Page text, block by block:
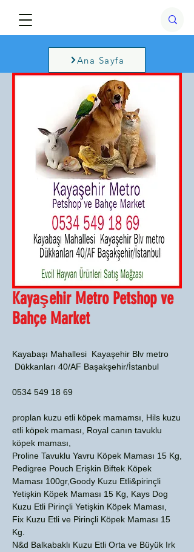
Ana Sayfa
Kayaşehir Metro Petshop ve
Bahçe Market
Kayabaşı Mahallesi Kayaşehir Blv metro
Dükkanları 40/AF Başakşehir/İstanbul
0534 549 18 69
proplan kuzu etli köpek mamamsı, Hils kuzu
etli köpek maması, Royal canın tavuklu
köpek maması,
Proline Tavuklu Yavru Köpek Maması 15 Kg,
Pedigree Pouch Erişkin Biftek Köpek
Maması 100gr,Goody Kuzu Etli&pirinçli
Yetişkin Köpek Maması 15 Kg, Kays Dog
Kuzu Etli Pirinçli Yetişkin Köpek Maması,
Fix Kuzu Etli ve Pirinçli Köpek Maması 15
Kg.
N&d Balkabaklı Kuzu Etli Orta ve Büyük Irk